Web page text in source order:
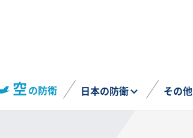
空の防衛 日本の防衛 その他